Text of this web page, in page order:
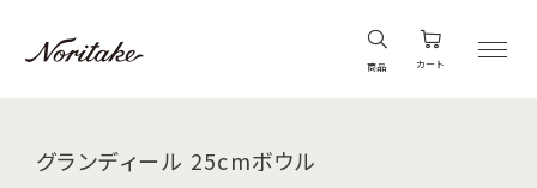
商品 カート
グランディール 25cmボウル